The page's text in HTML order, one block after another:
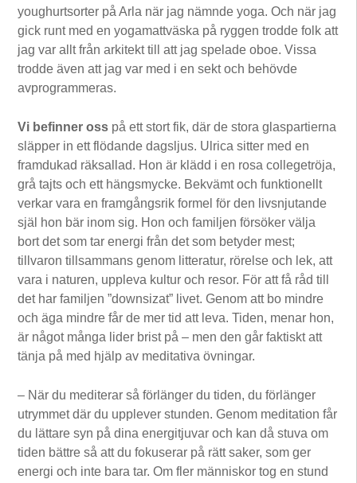
youghurtsorter på Arla när jag nämnde yoga. Och när jag
gick runt med en yogamattväska på ryggen trodde folk att
jag var allt från arkitekt till att jag spelade oboe. Vissa
trodde även att jag var med i en sekt och behövde
avprogrammeras.
Vi befinner oss på ett stort fik, där de stora glaspartierna
släpper in ett flödande dagsljus. Ulrica sitter med en
framdukad räksallad. Hon är klädd i en rosa collegetröja,
grå tajts och ett hängsmycke. Bekvämt och funktionellt
verkar vara en framgångsrik formel för den livsnjutande
själ hon bär inom sig. Hon och familjen försöker välja
bort det som tar energi från det som betyder mest;
tillvaron tillsammans genom litteratur, rörelse och lek, att
vara i naturen, uppleva kultur och resor. För att få råd till
det har familjen ”downsizat” livet. Genom att bo mindre
och äga mindre får de mer tid att leva. Tiden, menar hon,
är något många lider brist på – men den går faktiskt att
tänja på med hjälp av meditativa övningar.
– När du mediterar så förlänger du tiden, du förlänger
utrymmet där du upplever stunden. Genom meditation får
du lättare syn på dina energitjuvar och kan då stuva om
tiden bättre så att du fokuserar på rätt saker, som ger
energi och inte bara tar. Om fler människor tog en stund